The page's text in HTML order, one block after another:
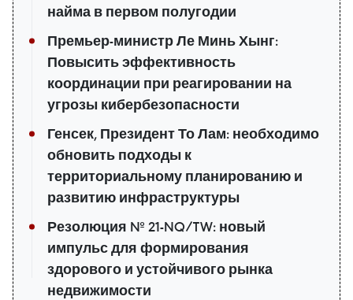
найма в первом полугодии
Премьер-министр Ле Минь Хынг:
Повысить эффективность
координации при реагировании на
угрозы кибербезопасности
Генсек, Президент То Лам: необходимо
обновить подходы к
территориальному планированию и
развитию инфраструктуры
Резолюция № 21-NQ/TW: новый
импульс для формирования
здорового и устойчивого рынка
недвижимости